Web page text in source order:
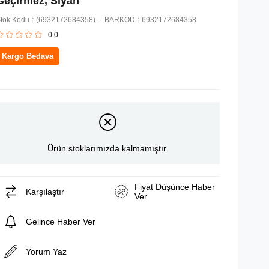
Kodu (6932172684358) BARKOD : 6932172684358
0.0
Kargo Bedava
Ürün stoklarımızda kalmamıştır.
Karşılaştır
Fiyat Düşünce Haber
Ver
Gelince Haber Ver
Yorum Yaz